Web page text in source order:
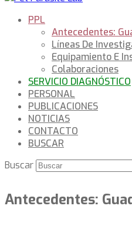
PPL
Antecedentes:
Líneas De
Equipamiento E
Colaboraciones
SERVICIO DIAGNÓSTICO
PERSONAL
PUBLICACIONES
NOTICIAS
CONTACTO
BUSCAR
Buscar
Antecedentes: